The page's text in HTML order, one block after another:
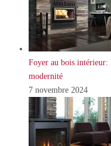
Foyer au bois
modernité
7 novembre 2024